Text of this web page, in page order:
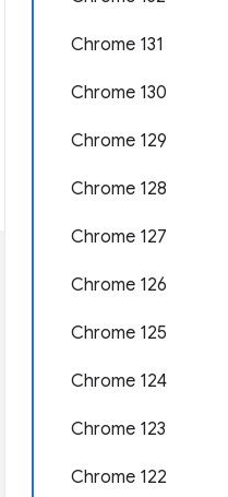
Chrome 131
Chrome 130
Chrome 129
Chrome 128
Chrome 127
Chrome 126
Chrome 125
Chrome 124
Chrome 123
Chrome 122